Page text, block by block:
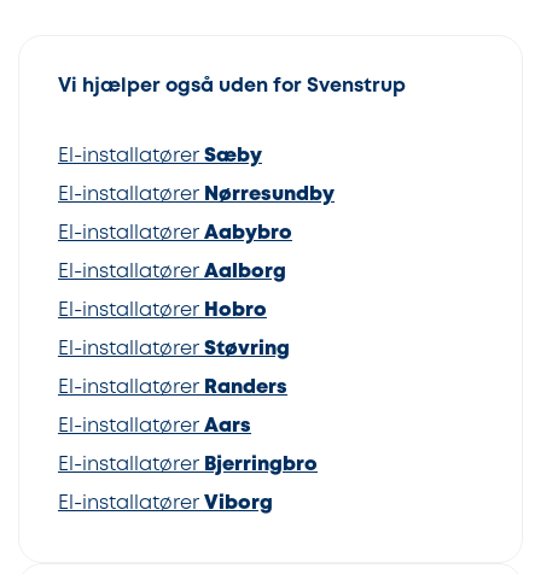
Vi hjælper også uden for Svenstrup
El-installatører Sæby
El-installatører Nørresundby
El-installatører Aabybro
El-installatører Aalborg
El-installatører Hobro
El-installatører Støvring
El-installatører Randers
El-installatører Aars
El-installatører Bjerringbro
El-installatører Viborg